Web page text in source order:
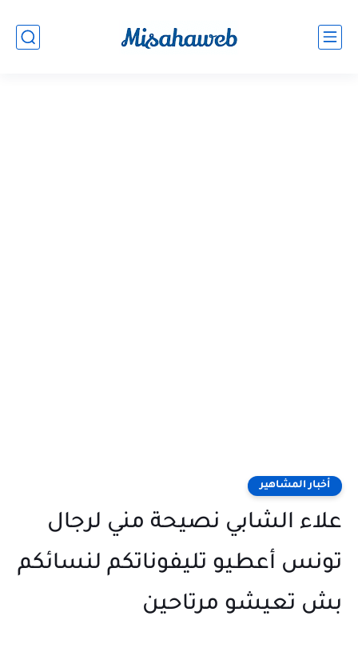
أخبار المشاهير
علاء الشابي نصيحة مني لرجال
تونس أعطيو تليفوناتكم لنسائكم
بش تعيشو مرتاحين